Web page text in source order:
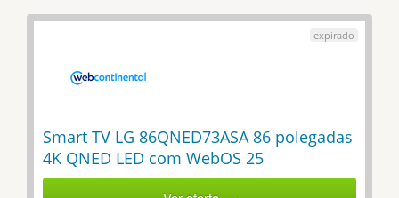
Smart TV LG 86QNED73ASA 86 polegadas
4K QNED LED com WebOS 25